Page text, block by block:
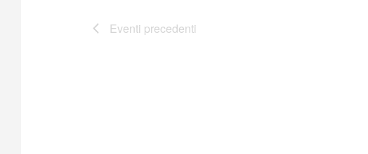
Eventi precedenti